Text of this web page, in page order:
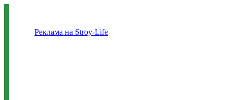
Реклама на Stroy-Life